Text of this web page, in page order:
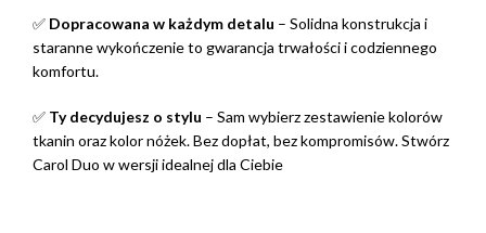
✅ Dopracowana w każdym detalu – Solidna konstrukcja i
staranne wykończenie to gwarancja trwałości i codziennego
komfortu.
✅ Ty decydujesz o stylu – Sam wybierz zestawienie kolorów
tkanin oraz kolor nóżek. Bez dopłat, bez kompromisów. Stwórz
Carol Duo w wersji idealnej dla Ciebie